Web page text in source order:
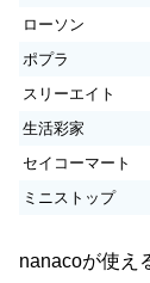
ローソン
ポプラ
スリーエイト
生活彩家
セイコーマート
ミニストップ
nanacoが使え